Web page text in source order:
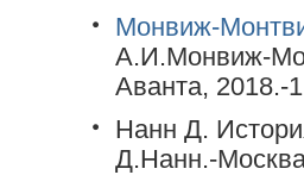
Монвиж-
А.И.Монвиж-
Аванта, 2018.-
Нанн Д.
Д.Нанн.-